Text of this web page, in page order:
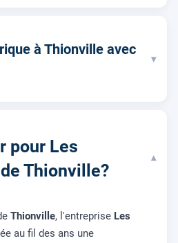
à Thionville avec
▾
pour Les
Thionville?
▾
Thionville, l'entreprise Les
au fil des ans une